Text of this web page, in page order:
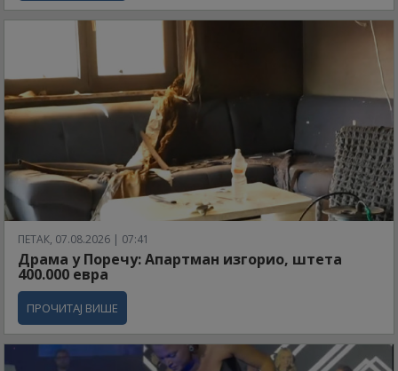
ПЕТАК, 07.08.2026 | 07:41
Драма у Поречу: Апартман изгорио, штета
400.000 евра
ПРОЧИТАЈ ВИШЕ